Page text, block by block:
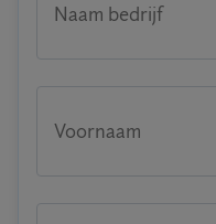
Naam bedrijf
Voornaam